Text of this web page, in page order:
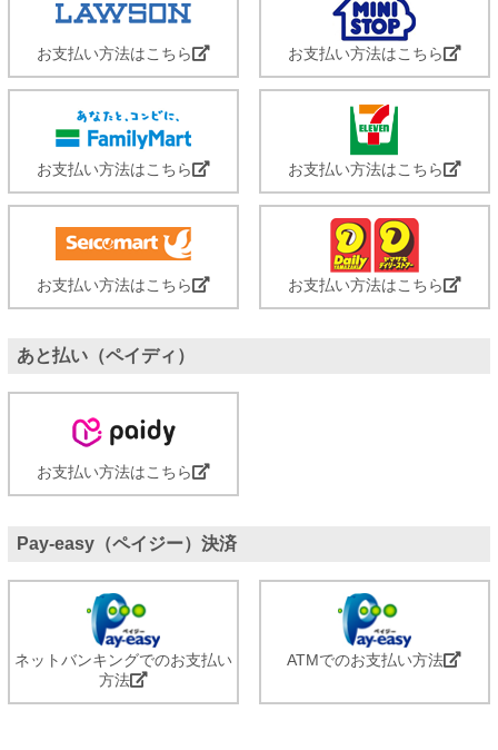
お支払い方法はこちら お支払い方法はこちら
お支払い方法はこちら お支払い方法はこちら
お支払い方法はこちら お支払い方法はこちら
あと払い（ペイディ）
お支払い方法はこちら
Pay-easy（ペイジー）決済
ネットバンキングでのお支払い
方法
ATMでのお支払い方法